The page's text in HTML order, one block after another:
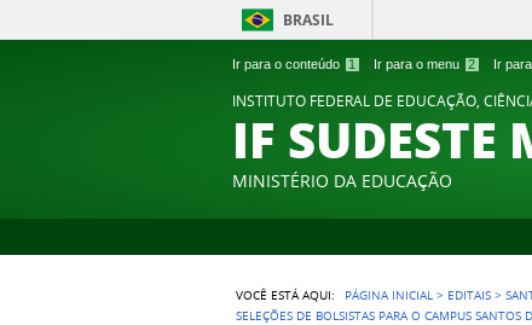
Ir para o conteúdo 1 Ir para o menu 2 Ir
BRASIL
INSTITUTO FEDERAL DE EDUCAÇÃO,
IF SUDESTE
MINISTÉRIO DA EDUCAÇÃO
VOCÊ ESTÁ AQUI: PÁGINA INICIAL > EDITAIS >
SELEÇÕES DE BOLSISTAS PARA O CAMPUS